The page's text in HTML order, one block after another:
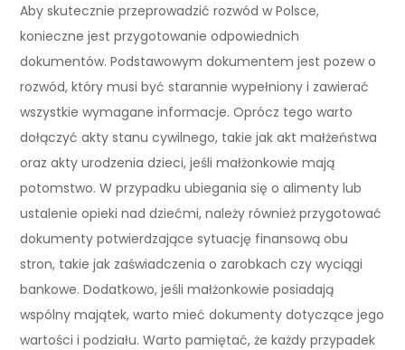
Aby skutecznie przeprowadzić rozwód w Polsce,
konieczne jest przygotowanie odpowiednich
dokumentów. Podstawowym dokumentem jest pozew o
rozwód, który musi być starannie wypełniony i zawierać
wszystkie wymagane informacje. Oprócz tego warto
dołączyć akty stanu cywilnego, takie jak akt małżeństwa
oraz akty urodzenia dzieci, jeśli małżonkowie mają
potomstwo. W przypadku ubiegania się o alimenty lub
ustalenie opieki nad dziećmi, należy również przygotować
dokumenty potwierdzające sytuację finansową obu
stron, takie jak zaświadczenia o zarobkach czy wyciągi
bankowe. Dodatkowo, jeśli małżonkowie posiadają
wspólny majątek, warto mieć dokumenty dotyczące jego
wartości i podziału. Warto pamiętać, że każdy przypadek